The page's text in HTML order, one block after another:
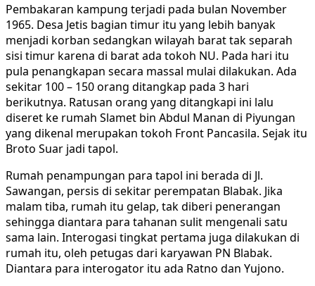
Pembakaran kampung terjadi pada bulan November
1965. Desa Jetis bagian timur itu yang lebih banyak
menjadi korban sedangkan wilayah barat tak separah
sisi timur karena di barat ada tokoh NU. Pada hari itu
pula penangkapan secara massal mulai dilakukan. Ada
sekitar 100 – 150 orang ditangkap pada 3 hari
berikutnya. Ratusan orang yang ditangkapi ini lalu
diseret ke rumah Slamet bin Abdul Manan di Piyungan
yang dikenal merupakan tokoh Front Pancasila. Sejak itu
Broto Suar jadi tapol.
Rumah penampungan para tapol ini berada di Jl.
Sawangan, persis di sekitar perempatan Blabak. Jika
malam tiba, rumah itu gelap, tak diberi penerangan
sehingga diantara para tahanan sulit mengenali satu
sama lain. Interogasi tingkat pertama juga dilakukan di
rumah itu, oleh petugas dari karyawan PN Blabak.
Diantara para interogator itu ada Ratno dan Yujono.